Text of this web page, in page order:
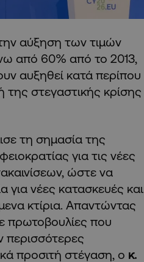
αύξηση των τιμών
από 60% από το 2013,
αυξηθεί κατά περίπου
στεγαστικής κρίσης
τη σημασία της
για τις νέες
ώστε να
για νέες κατασκευές και
κτίρια. Απαντώντας
πρωτοβουλίες που
προσιτή στέγαση, ο κ.